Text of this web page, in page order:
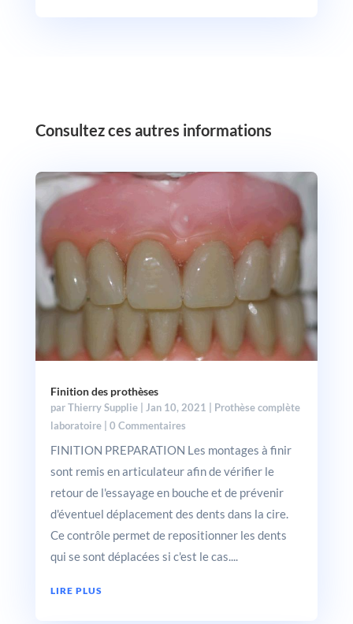
‎Consultez ces autres informations
Finition des prothèses
parThierry Supplie| Jan 10, 2021 | Prothèse complète
laboratoire| 0 Commentaires
FINITION PREPARATION Les montages à finir
sont remis en articulateur afin de vérifier le
retour de l'essayage en bouche et de prévenir
d'éventuel déplacement des dents dans la cire.
Ce contrôle permet de repositionner les dents
qui se sont déplacées si c'est le cas....
LIRE PLUS